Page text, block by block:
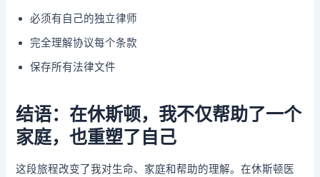
必须有自己的独立律师
完全理解协议每个条款
保存所有法律文件
结语：在休斯顿，我不仅帮助了一个
家庭，也重塑了自己
这段旅程改变了我对生命、家庭和帮助的理解。在休斯顿医